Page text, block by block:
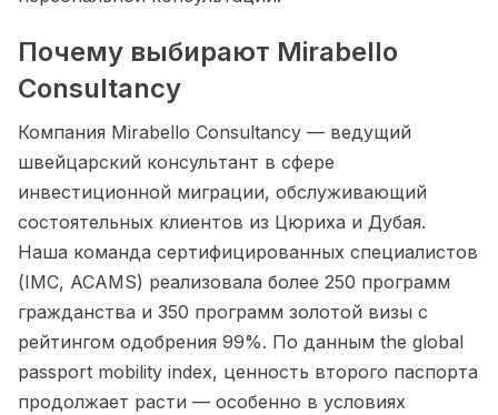
Почему выбирают Mirabello
Consultancy
Компания Mirabello Consultancy — ведущий
швейцарский консультант в сфере
инвестиционной миграции, обслуживающий
состоятельных клиентов из Цюриха и Дубая.
Наша команда сертифицированных специалистов
(IMC, ACAMS) реализовала более 250 программ
гражданства и 350 программ золотой визы с
рейтингом одобрения 99%. По данным the global
passport mobility index, ценность второго паспорта
продолжает расти — особенно в условиях